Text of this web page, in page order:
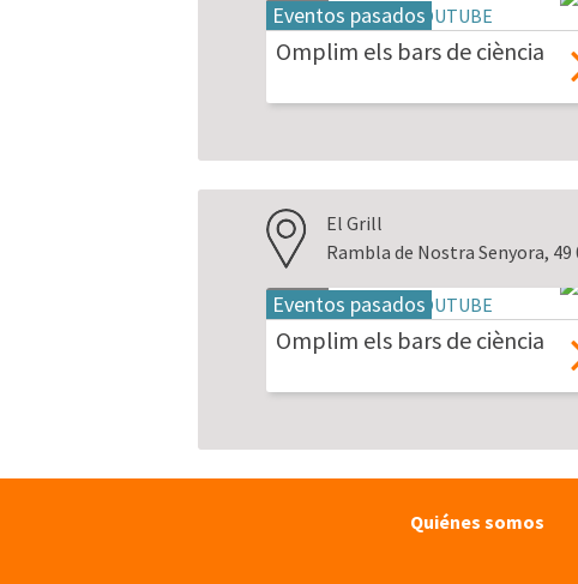
19
may
2026
Eventos pasados
Omplim els bars de ciència
El Grill
Rambla de Nostra Senyora, 49
20
may
2026
Eventos pasados
Omplim els bars de ciència
Quiénes somos